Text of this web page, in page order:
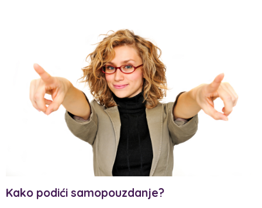
Kako podići samopouzdanje?